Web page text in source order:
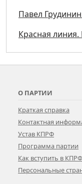
Павел
Красная
О ПАРТИИ
Краткая справка
Контактная
Устав КПРФ
Программа партии
Как вступить в КПРФ
Персональные